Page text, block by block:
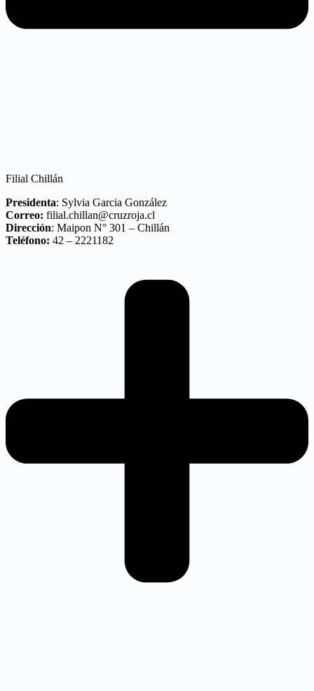
Filial Chillán
Presidenta: Sylvia Garcia González
Correo: filial.chillan@cruzroja.cl
Dirección: Maipon N° 301 – Chillán
Teléfono: 42 – 2221182